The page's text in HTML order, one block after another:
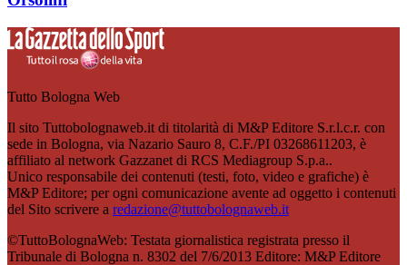
Tutto Bologna Web
Il sito Tuttobolognaweb.it di titolarità di M&P Editore S.r.l.c.r. con
sede in Bologna, via Nazario Sauro 8, C.F./PI 03268611203, è
affiliato al network Gazzanet di RCS Mediagroup S.p.a..
Unico responsabile dei contenuti (testi, foto, video e grafiche) è
M&P Editore; per ogni comunicazione avente ad oggetto i contenuti
del Sito scrivere a redazione@tuttobolognaweb.it
©TuttoBolognaWeb: Testata giornalistica registrata presso il
Tribunale di Bologna n. 8302 del 7/6/2013 Editore: M&P Editore